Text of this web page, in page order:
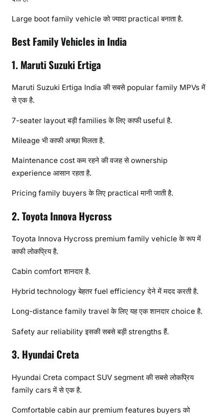
Large boot family vehicle को ज्यादा practical बनाता है.
Best Family Vehicles in India
1. Maruti Suzuki Ertiga
Maruti Suzuki Ertiga India की सबसे popular family MPVs में
से एक है.
7-seater layout बड़ी families के लिए काफी useful है.
Mileage भी काफी अच्छा मिलता है.
Maintenance cost कम रहने की वजह से ownership
experience आसान रहता है.
Pricing family buyers के लिए practical मानी जाती है.
2. Toyota Innova Hycross
Toyota Innova Hycross premium family vehicle के रूप में
काफी लोकप्रिय है.
Cabin comfort शानदार है.
Hybrid technology बेहतर fuel efficiency देने में मदद करती है.
Long-distance family travel के लिए यह एक शानदार choice है.
Safety aur reliability इसकी सबसे बड़ी strengths हैं.
3. Hyundai Creta
Hyundai Creta compact SUV segment की सबसे लोकप्रिय
family cars में से एक है.
Comfortable cabin aur premium features buyers को